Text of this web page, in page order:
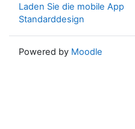
Laden Sie die mobile App
Standarddesign
Powered by Moodle